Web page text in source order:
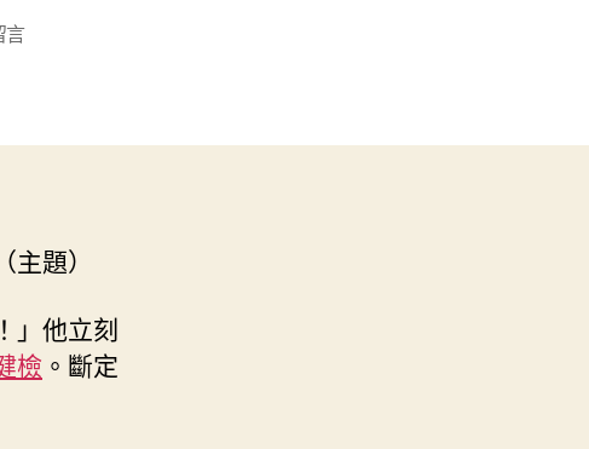
言
題）
」他立刻
檢 。斷定